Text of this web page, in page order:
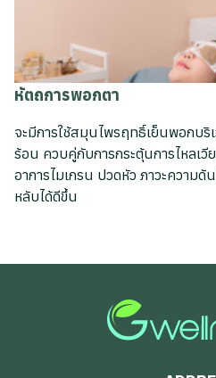
หัตถการพอกตา
จะมีการใช้สมุนไพรฤทธิ์เย็นพอกบ
ร้อน ควบคู่กับการกระตุ้นการไหลเ
อาการไมเกรน ปวดหัว ภาวะความดั
หลับได้ดีขึ้น